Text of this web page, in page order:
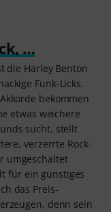
…
die Harley Benton
Funk-Licks.
bekommen
etwas weichere
sucht, stellt
verzerrte Rock-
umgeschaltet
für ein günstiges
das Preis-
denn sein